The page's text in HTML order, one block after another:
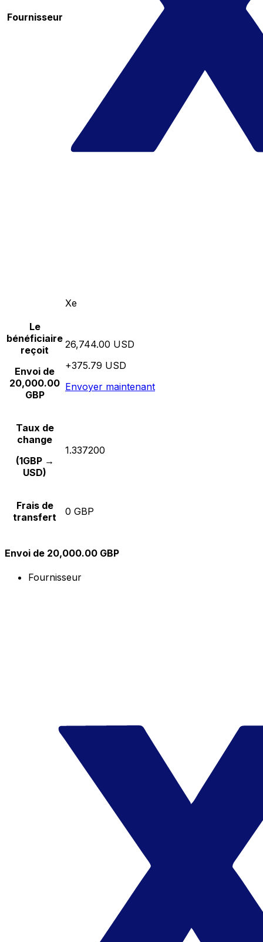
Fournisseur
Xe
Le
bénéficiaire
reçoit
Envoi de
20,000.00
GBP
26,744.00 USD
+375.79 USD
Envoyer maintenant
Taux de
change
(1GBP →
USD)
1.337200
Frais de
transfert
0 GBP
Envoi de 20,000.00 GBP
Fournisseur